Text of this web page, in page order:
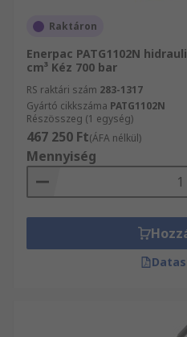
Raktáron
Enerpac PATG1102N
cm³ Kéz 700 bar
RS raktári szám 283-1317
Gyártó cikkszáma PATG1102N
Részösszeg (1 egység)
467 250 Ft(ÁFA nélkül)
Mennyiség